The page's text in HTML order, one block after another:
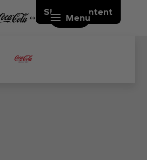
Skip to content
Menu